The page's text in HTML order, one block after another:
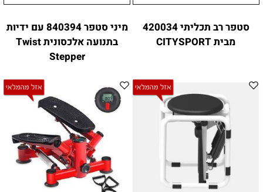
סטפר רב תכליתי 420034
מבית CITYSPORT
מיני סטפר 840394 עם ידיות
בתנועה אלכסונית Twist
Stepper